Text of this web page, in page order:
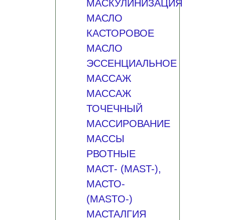
МАСКУЛИНИЗАЦИЯ
МАСЛО
КАСТОРОВОЕ
МАСЛО
ЭССЕНЦИАЛЬНОЕ
МАССАЖ
МАССАЖ
ТОЧЕЧНЫЙ
МАССИРОВАНИЕ
МАССЫ
РВОТНЫЕ
МАСТ- (MAST-),
МАСТО-
(MASTO-)
МАСТАЛГИЯ